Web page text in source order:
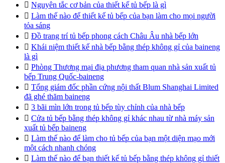
 Nguyên tắc cơ bản của thiết kế tủ bếp là gì
 Làm thế nào để thiết kế tủ bếp của bạn làm cho mọi người
tỏa sáng
 Đồ trang trí tủ bếp phong cách Châu Âu nhà bếp lớn
 Khái niệm thiết kế nhà bếp bằng thép không gỉ của baineng
là gì
 Phòng Thương mại địa phương tham quan nhà sản xuất tủ
bếp Trung Quốc-baineng
 Tổng giám đốc phần cứng nội thất Blum Shanghai Limited
đã ghé thăm baineng
 3 bãi mìn lớn trong tủ bếp tùy chỉnh của nhà bếp
 Cửa tủ bếp bằng thép không gỉ khác nhau từ nhà máy sản
xuất tủ bếp baineng
 Làm thế nào để làm cho tủ bếp của bạn một diện mạo mới
một cách nhanh chóng
 Làm thế nào để bạn thiết kế tủ bếp bằng thép không gỉ thiết